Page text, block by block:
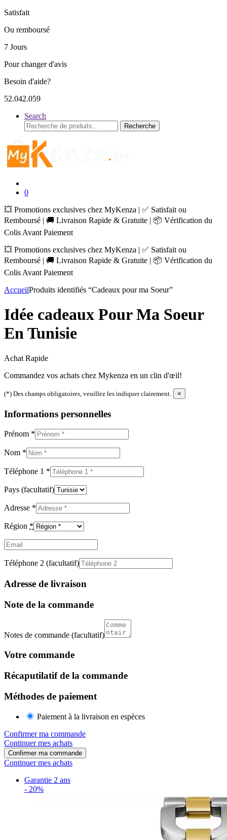
Satisfait
Ou remboursé
7 Jours
Pour changer d'avis
Besoin d'aide?
52.042.059
Search
Recherche
pour :
Recherche
0
💥 Promotions exclusives chez MyKenza | ✅ Satisfait ou
Remboursé | 🚚 Livraison Rapide & Gratuite | 📦 Vérification du
Colis Avant Paiement
💥 Promotions exclusives chez MyKenza | ✅ Satisfait ou
Remboursé | 🚚 Livraison Rapide & Gratuite | 📦 Vérification du
Colis Avant Paiement
AccueilProduits identifiés “Cadeaux pour ma Soeur”
Idée cadeaux Pour Ma Soeur
En Tunisie
Achat Rapide
Commandez vos achats chez Mykenza en un clin d'œil!
(*) Des champs obligatoires, veuillez les indiquer clairement. ×
Informations personnelles
Prénom *
Nom *
Téléphone 1 *
Pays (facultatif)
Adresse *
Région *
Email
Téléphone 2 (facultatif)
Adresse de livraison
Note de la commande
Notes de commande (facultatif)
Votre commande
Récaputilatif de la commande
Méthodes de paiement
Paiement à la livraison en espèces
Confirmer ma commande
Continuer mes achats
Confirmer ma commande
Continuer mes achats
Garantie 2 ans
- 20%